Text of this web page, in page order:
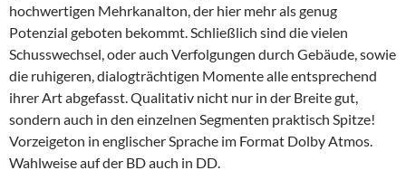
hochwertigen Mehrkanalton, der hier mehr als genug
Potenzial geboten bekommt. Schließlich sind die vielen
Schusswechsel, oder auch Verfolgungen durch Gebäude, sowie
die ruhigeren, dialogträchtigen Momente alle entsprechend
ihrer Art abgefasst. Qualitativ nicht nur in der Breite gut,
sondern auch in den einzelnen Segmenten praktisch Spitze!
Vorzeigeton in englischer Sprache im Format Dolby Atmos.
Wahlweise auf der BD auch in DD.